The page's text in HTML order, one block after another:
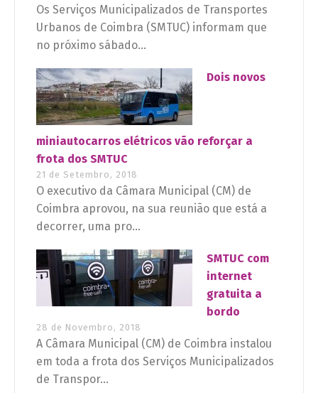
Os Serviços Municipalizados de Transportes
Urbanos de Coimbra (SMTUC) informam que
no próximo sábado...
Dois novos
miniautocarros elétricos vão reforçar a
frota dos SMTUC
21 de Setembro, 2018
O executivo da Câmara Municipal (CM) de
Coimbra aprovou, na sua reunião que está a
decorrer, uma pro...
SMTUC com
internet
gratuita a
bordo
28 de Novembro, 2018
A Câmara Municipal (CM) de Coimbra instalou
em toda a frota dos Serviços Municipalizados
de Transpor...